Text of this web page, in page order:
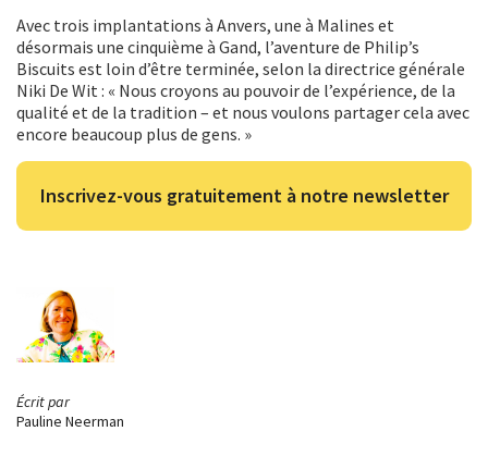
Écrit par
Pauline Neerman
Avec trois implantations à Anvers, une à Malines et
désormais une cinquième à Gand, l’aventure de Philip’s
Biscuits est loin d’être terminée, selon la directrice générale
Niki De Wit : « Nous croyons au pouvoir de l’expérience, de la
qualité et de la tradition – et nous voulons partager cela avec
encore beaucoup plus de gens. »
Inscrivez-vous gratuitement à notre newsletter